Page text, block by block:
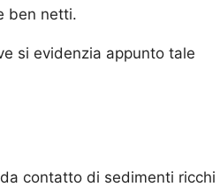
ben netti.
si evidenzia appunto tale
contatto di sedimenti ricchi